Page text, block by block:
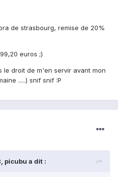
de strasbourg, remise de 20%
euros ;)
droit de m'en servir avant mon
.....) snif snif :P
picubu a dit :